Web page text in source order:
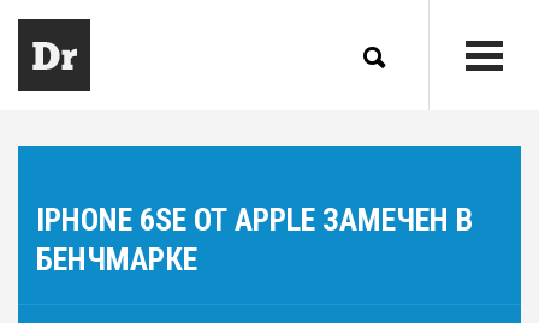
IPHONE 6SE ОТ APPLE ЗАМЕЧЕН В
БЕНЧМАРКЕ